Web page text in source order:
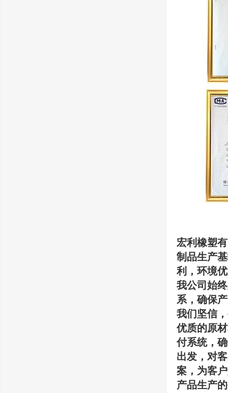
宏利橡塑
制品生产
利，环境
我公司始
系，确保
我们坚信
优质的原
付系统，
出发，对
案，为客
产品生产